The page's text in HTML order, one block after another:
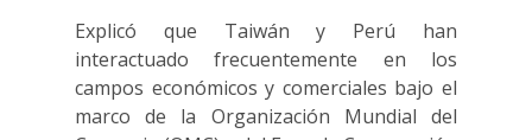
Explicó que Taiwán y Perú han
interactuado frecuentemente en los
campos económicos y comerciales bajo el
marco de la Organización Mundial del